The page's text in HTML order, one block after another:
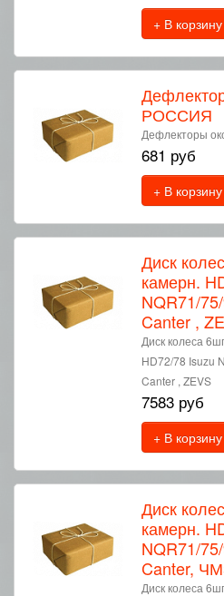
+ В корзину
РОССИЯ
Дефлекторы
681 руб
+ В корзину
Диск
камерн.
NQR71/
Canter ,
Диск колеса
HD72/78 Isuzu
Canter , ZEVS
7583 руб
+ В корзину
Диск
камерн.
NQR71/
Canter,
Диск колеса